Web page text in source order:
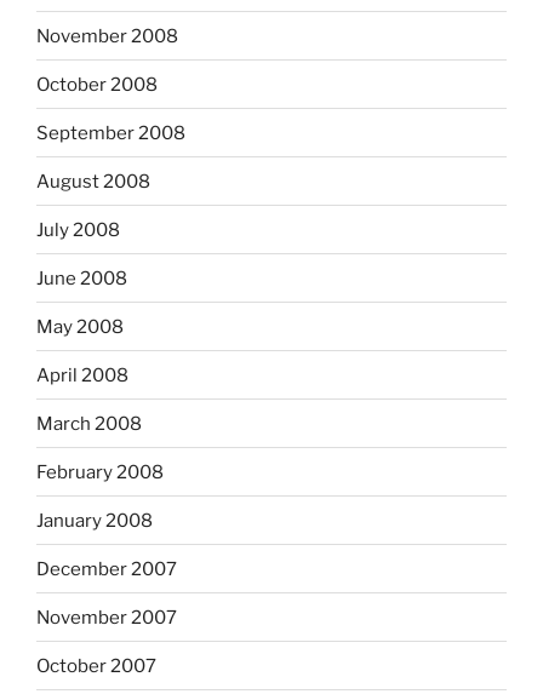
November 2008
October 2008
September 2008
August 2008
July 2008
June 2008
May 2008
April 2008
March 2008
February 2008
January 2008
December 2007
November 2007
October 2007